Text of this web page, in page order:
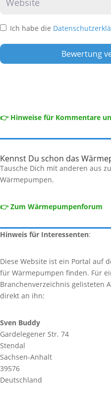
Ich habe die
👉 Hinweise für Kommentare
Kennst Du schon das
Tausche Dich mit anderen aus
Wärmepumpen.
👉 Zum Wärmepumpenforum
Hinweis für Interessenten:
Diese Website ist ein Portal auf
für Wärmepumpen finden. Für
Branchenverzeichnis gelisteten
direkt an ihn:
Sven Buddy
Gardelegener Str. 74
Stendal
Sachsen-Anhalt
39576
Deutschland